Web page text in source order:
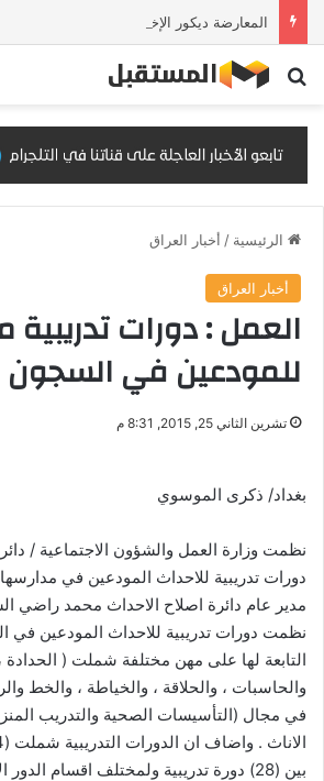
المعارضة ديكور الإخوان
بحث عن
الرئيسية / أخبار العراق
أخبار العراق
العمل : دورات تدريبية
للمودعين في السجون
تشرين الثاني 25, 2015, 8:31 م
بغداد/ ذكرى الموسوي
نظمت وزارة العمل والشؤون الاجتماعية /
دورات تدريبية للاحداث المودعين في
مدير عام دائرة اصلاح الاحداث محمد راضي
نظمت دورات تدريبية للاحداث المودعين في
التابعة لها على مهن مختلفة شملت ( الحدادة ،
والحاسبات ، والحلاقة ، والخياطة ، والخط
في مجال (التأسيسات الصحية والتدريب
بين (28) دورة تدريبية ولمختلف اقسام الدور